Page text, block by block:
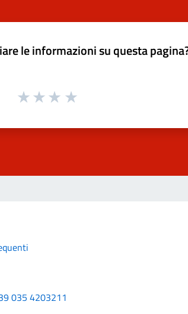
le informazioni su questa
035 4203211